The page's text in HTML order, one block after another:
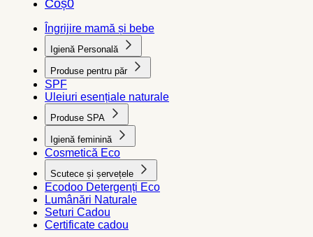
Coș0
Îngrijire mamă și bebe
Igienă Personală
Produse pentru păr
SPF
Uleiuri esențiale naturale
Produse SPA
Igienă feminină
Cosmetică Eco
Scutece și șervețele
Ecodoo Detergenți Eco
Lumânări Naturale
Seturi Cadou
Certificate cadou